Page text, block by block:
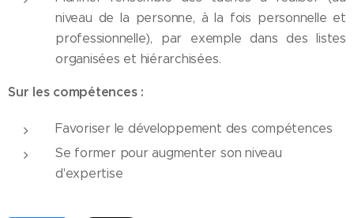
niveau de la personne, à la fois personnelle et
professionnelle), par exemple dans des listes
organisées et hiérarchisées.
Sur les compétences :
Favoriser le développement des compétences
Se former pour augmenter son niveau
d'expertise